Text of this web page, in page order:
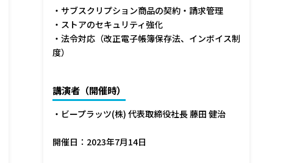
・サブスクリプション商品の契約・請求管理
・ストアのセキュリティ強化
・法令対応（改正電子帳簿保存法、インボイス制
度）
講演者（開催時）
・ビープラッツ(株) 代表取締役社長 藤田 健治
開催日：2023年7月14日